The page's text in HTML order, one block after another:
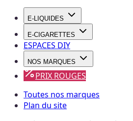
E-LIQUIDES
E-CIGARETTES
ESPACES DIY
NOS MARQUES
PRIX ROUGES
Toutes nos marques
Plan du site